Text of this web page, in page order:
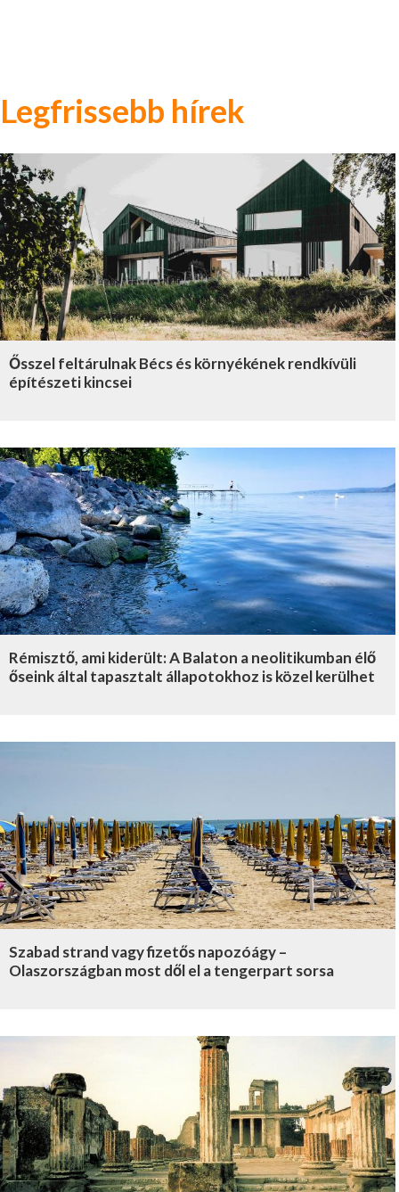
Legfrissebb hírek
Ősszel feltárulnak Bécs és környékének rendkívüli
építészeti kincsei
Rémisztő, ami kiderült: A Balaton a neolitikumban élő
őseink által tapasztalt állapotokhoz is közel kerülhet
Szabad strand vagy fizetős napozóágy –
Olaszországban most dől el a tengerpart sorsa